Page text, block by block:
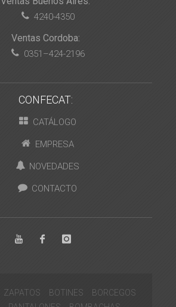
4240-4350
Ventas Cordoba:
0351–424-2196
CONFECAT:
CATÁLOGO
EMPRESA
NOVEDADES
CONTACTO
ZAPATOS BOTINES
BORCEGOS